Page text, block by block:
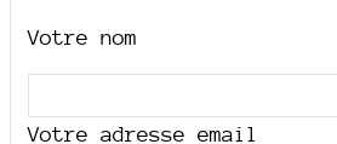
Votre nom
Votre adresse email